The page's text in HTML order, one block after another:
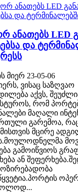
ანათებს LED
და
მიერ 23-05-06
ვისაც საზღვაო
აქვს,
რომ
მაღალი
გარემოა,
მცირე
გამოიწვიოს
ან